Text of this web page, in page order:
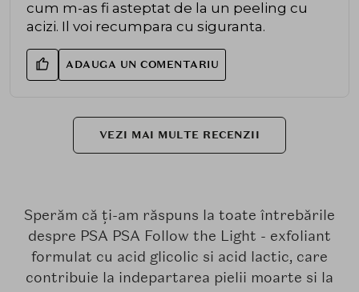
cum m-as fi asteptat de la un peeling cu
acizi. Il voi recumpara cu siguranta.
ADAUGA UN COMENTARIU
VEZI MAI MULTE RECENZII
Sperăm că ți-am răspuns la toate întrebările
despre PSA PSA Follow the Light - exfoliant
formulat cu acid glicolic si acid lactic, care
contribuie la indepartarea pielii moarte si la